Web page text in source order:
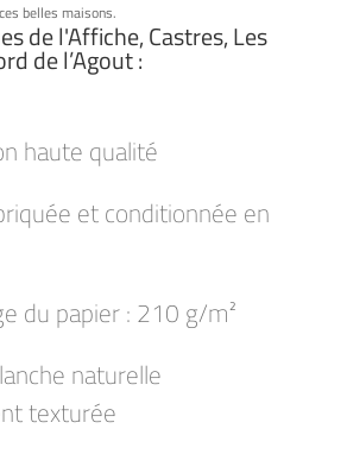
belles maisons.
de l'Affiche, Castres, Les
de l’Agout :
haute qualité
et conditionnée en
du papier : 210 g/m²
naturelle
texturée